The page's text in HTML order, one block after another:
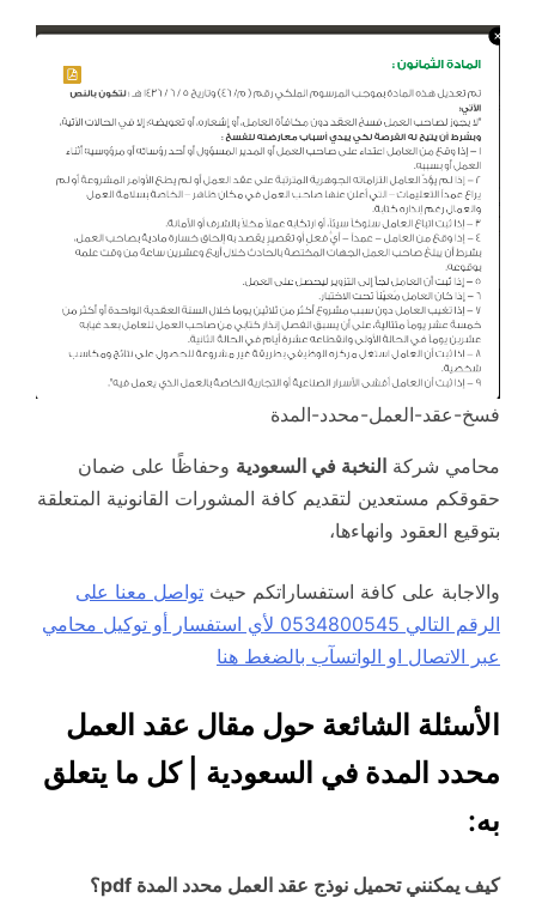
فسخ-عقد-العمل-محدد-المدة
محامي شركة النخبة في السعودية وحفاظًا على ضمان
حقوقكم مستعدين لتقديم كافة المشورات القانونية المتعلقة
بتوقيع العقود وانهاءها،
والاجابة على كافة استفساراتكم حيث تواصل معنا على
الرقم التالي 0534800545 لأي استفسار أو توكيل محامي
عبر الاتصال او الواتسآب بالضغط هنا
الأسئلة الشائعة حول مقال عقد العمل
محدد المدة في السعودية | كل ما يتعلق
به:
كيف يمكنني تحميل نوذج عقد العمل محدد المدة pdf؟